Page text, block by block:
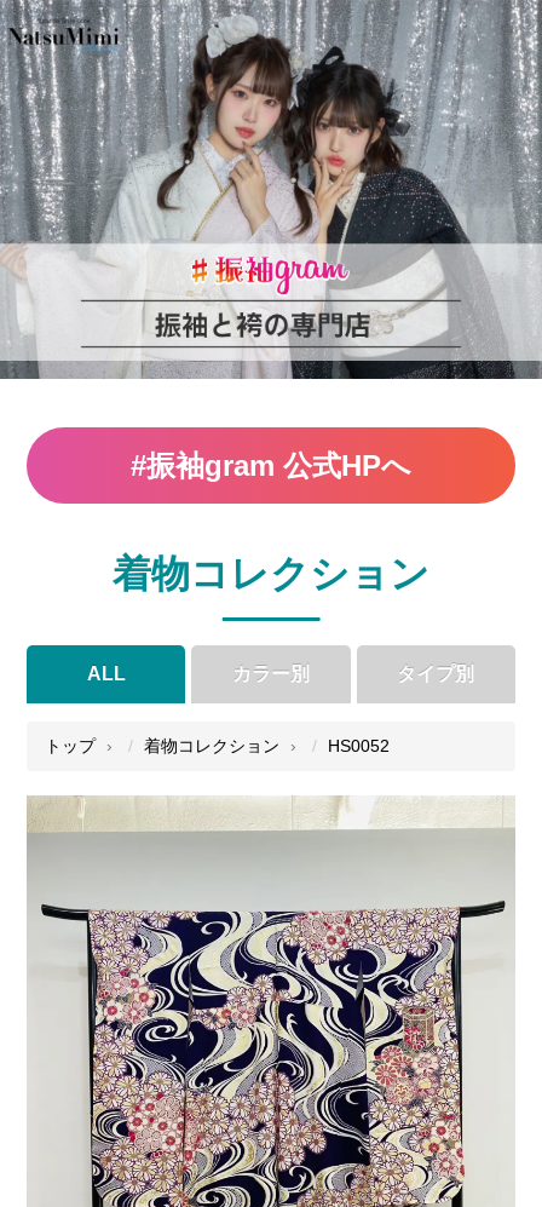
#振袖gram 公式HPへ
着物コレクション
ALL カラー別
● ● ●
● ● ● ●
タイプ別
トップ 着物コレクション HS0052